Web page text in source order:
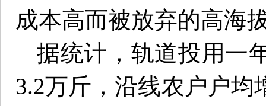
成本高而被放弃的高海
据统计，轨道投用一
3.2万斤，沿线农户户均